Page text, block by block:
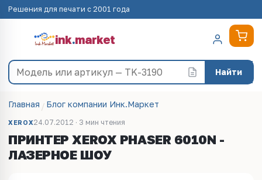
Решения для печати с 2001 года
ink.market
Найти
Главная Блог компании Инк.Маркет
XEROX24.07.2012 · 3 мин чтения
ПРИНТЕР XEROX PHASER 6010N -
ЛАЗЕРНОЕ ШОУ